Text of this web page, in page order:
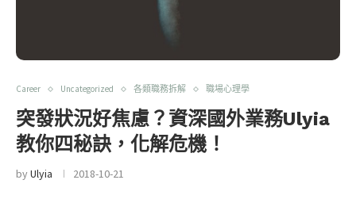
Career Uncategorized 各類職務拆解 職場心理學
突發狀況好焦慮？資深國外業務Ulyia
教你四秘訣，化解危機！
byUlyia 2018-10-21